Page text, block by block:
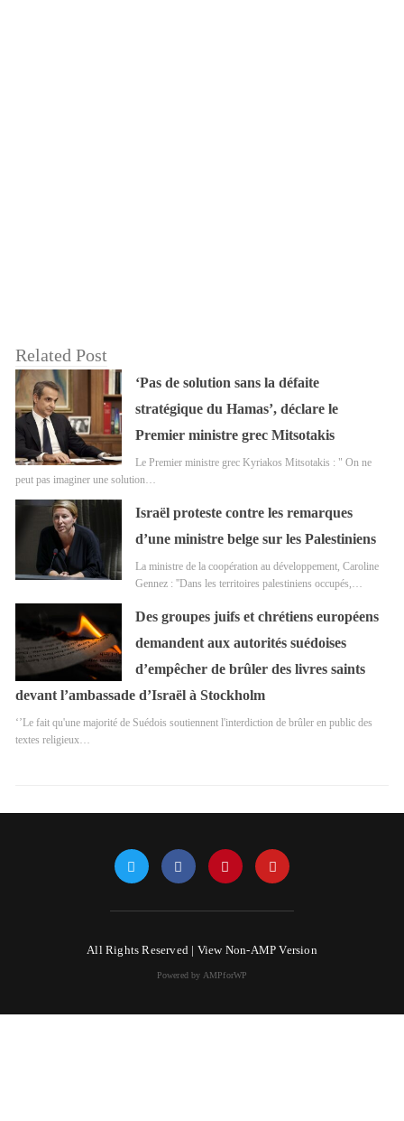
Related Post
‘Pas de solution sans la défaite
stratégique du Hamas’, déclare le
Premier ministre grec Mitsotakis
Le Premier ministre grec Kyriakos Mitsotakis : " On ne
peut pas imaginer une solution…
Israël proteste contre les remarques
d’une ministre belge sur les Palestiniens
La ministre de la coopération au développement, Caroline
Gennez : ''Dans les territoires palestiniens occupés,…
Des groupes juifs et chrétiens européens
demandent aux autorités suédoises
d’empêcher de brûler des livres saints
devant l’ambassade d’Israël à Stockholm
‘’Le fait qu'une majorité de Suédois soutiennent l'interdiction de brûler en public des
textes religieux…
All Rights Reserved | View Non-AMP Version
Powered by AMPforWP